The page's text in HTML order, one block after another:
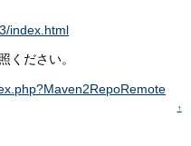
index.html
ください。
↑